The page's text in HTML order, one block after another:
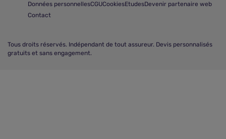
Données personnellesCGUCookiesEtudesDevenir partenaire web
Contact
Tous droits réservés. Indépendant de tout assureur. Devis personnalisés
gratuits et sans engagement.